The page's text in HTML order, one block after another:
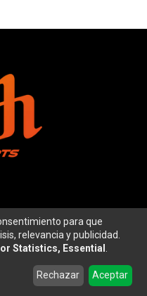
Wishlist Account
Mazawi
SIDI
para que
relevancia y publicidad.
Statistics, Essential
Rechazar Aceptar